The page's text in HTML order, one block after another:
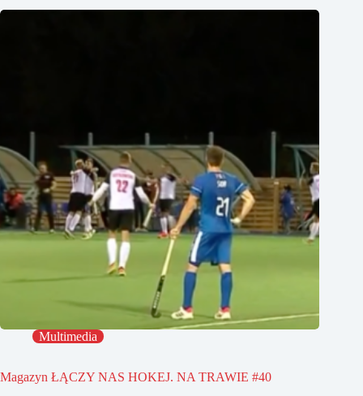
Multimedia
Magazyn ŁĄCZY NAS HOKEJ. NA TRAWIE #40